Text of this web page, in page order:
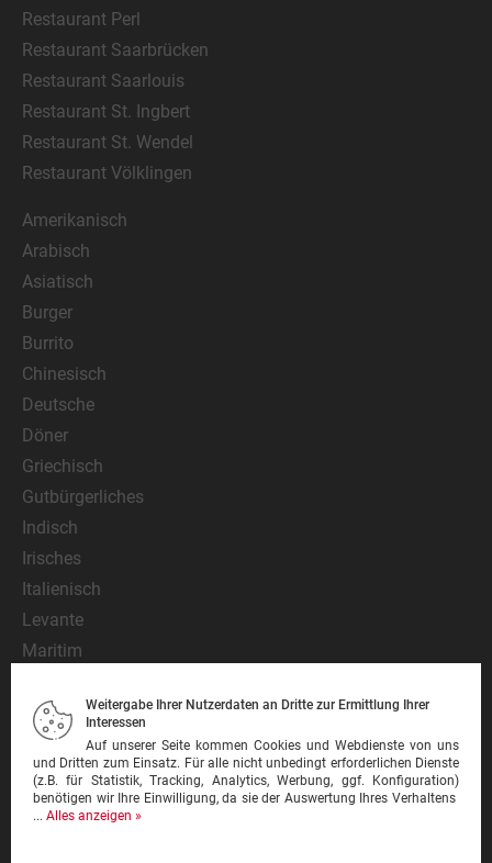
Restaurant Perl
Restaurant Saarbrücken
Restaurant Saarlouis
Restaurant St. Ingbert
Restaurant St. Wendel
Restaurant Völklingen
Amerikanisch
Arabisch
Asiatisch
Burger
Burrito
Chinesisch
Deutsche
Döner
Griechisch
Gutbürgerliches
Indisch
Irisches
Italienisch
Levante
Maritim
Mexikanisch
Nationalgericht
Orientalisch
Pasta
Weitergabe Ihrer Nutzerdaten an Dritte zur Ermittlung Ihrer
Interessen
Auf unserer Seite kommen Cookies und Webdienste von uns
und Dritten zum Einsatz. Für alle nicht unbedingt erforderlichen Dienste
(z.B. für Statistik, Tracking, Analytics, Werbung, ggf. Konfiguration)
benötigen wir Ihre Einwilligung, da sie der Auswertung Ihres Verhaltens
... Alles anzeigen »